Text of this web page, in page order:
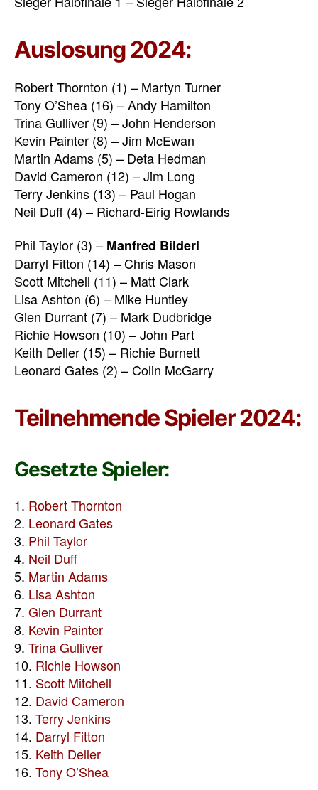
Auslosung 2024:
Robert Thornton (1) – Martyn Turner
Tony O’Shea (16) – Andy Hamilton
Trina Gulliver (9) – John Henderson
Kevin Painter (8) – Jim McEwan
Martin Adams (5) – Deta Hedman
David Cameron (12) – Jim Long
Terry Jenkins (13) – Paul Hogan
Neil Duff (4) – Richard-Eirig Rowlands
Phil Taylor (3) – Manfred Bilderl
Darryl Fitton (14) – Chris Mason
Scott Mitchell (11) – Matt Clark
Lisa Ashton (6) – Mike Huntley
Glen Durrant (7) – Mark Dudbridge
Richie Howson (10) – John Part
Keith Deller (15) – Richie Burnett
Leonard Gates (2) – Colin McGarry
Teilnehmende Spieler 2024:
Gesetzte Spieler:
1. Robert Thornton
2. Leonard Gates
3. Phil Taylor
4. Neil Duff
5. Martin Adams
6. Lisa Ashton
7. Glen Durrant
8. Kevin Painter
9. Trina Gulliver
10. Richie Howson
11. Scott Mitchell
12. David Cameron
13. Terry Jenkins
14. Darryl Fitton
15. Keith Deller
16. Tony O’Shea